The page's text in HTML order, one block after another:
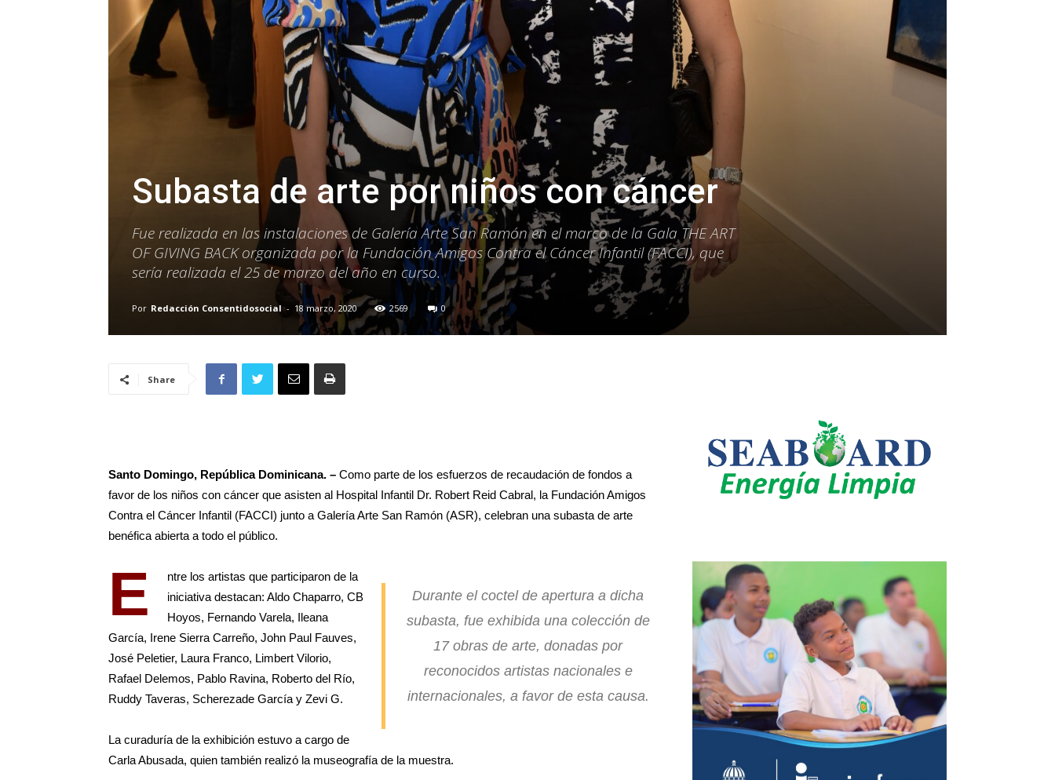
Subasta de arte por niños con cáncer
Fue realizada en las instalaciones de Galería Arte San Ramón en el marco de la Gala THE ART
OF GIVING BACK organizada por la Fundación Amigos Contra el Cáncer Infantil (FACCI), que
sería realizada el 25 de marzo del año en curso.
Por Redacción Consentidosocial - 18 marzo, 2020 2569 0
Share
Santo Domingo, República Dominicana. – Como parte de los esfuerzos de recaudación de fondos a
favor de los niños con cáncer que asisten al Hospital Infantil Dr. Robert Reid Cabral, la Fundación Amigos
Contra el Cáncer Infantil (FACCI) junto a Galería Arte San Ramón (ASR), celebran una subasta de arte
benéfica abierta a todo el público.
Durante el coctel de apertura a dicha
subasta, fue exhibida una colección de
17 obras de arte, donadas por
reconocidos artistas nacionales e
internacionales, a favor de esta causa.
E
ntre los artistas que participaron de la
iniciativa destacan: Aldo Chaparro, CB
Hoyos, Fernando Varela, Ileana
García, Irene Sierra Carreño, John Paul Fauves,
José Peletier, Laura Franco, Limbert Vilorio,
Rafael Delemos, Pablo Ravina, Roberto del Río,
Ruddy Taveras, Scherezade García y Zevi G.
La curaduría de la exhibición estuvo a cargo de
Carla Abusada, quien también realizó la museografía de la muestra.